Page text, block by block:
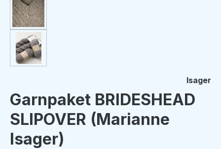
Isager
Garnpaket BRIDESHEAD
SLIPOVER (Marianne
Isager)